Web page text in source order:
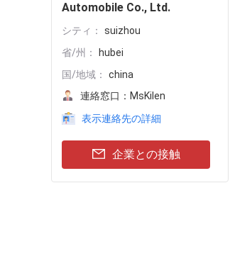
Automobile Co., Ltd.
シティ：
suizhou
省/州：
hubei
国/地域：
china
連絡窓口： MsKilen
表示連絡先の詳細
企業との接触